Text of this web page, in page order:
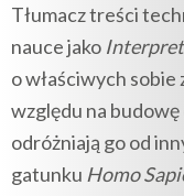
Tłumacz treści
nauce jako
o właściwych
względu na budowę
odróżniają go od
gatunku Homo